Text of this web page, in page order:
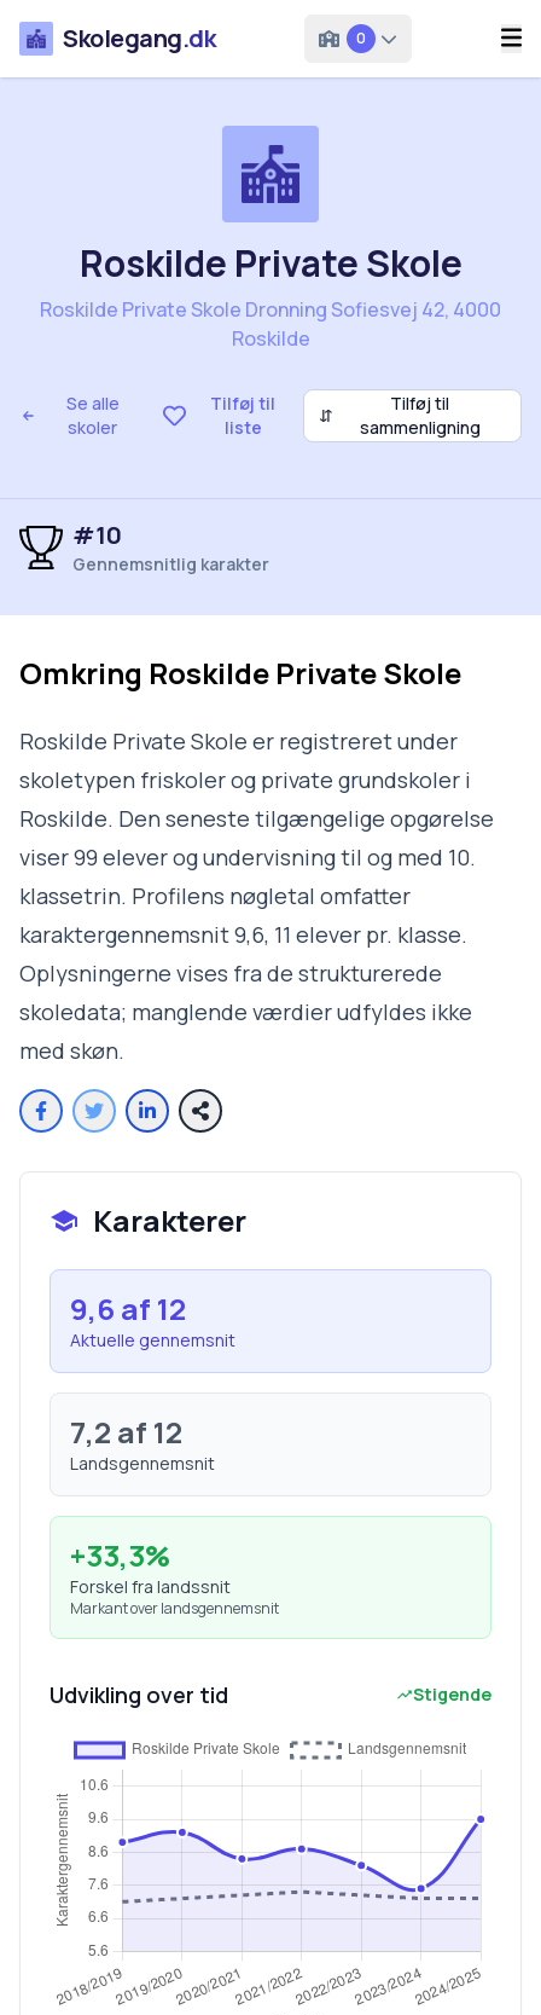
Skolegang.dk 0
Se alle
skoler
Tilføj til
liste
⇵
Tilføj til
sammenligning
Roskilde Private Skole
Roskilde Private Skole Dronning Sofiesvej 42, 4000
Roskilde
#10
Gennemsnitlig karakter
Omkring Roskilde Private Skole
Roskilde Private Skole er registreret under
skoletypen friskoler og private grundskoler i
Roskilde. Den seneste tilgængelige opgørelse
viser 99 elever og undervisning til og med 10.
klassetrin. Profilens nøgletal omfatter
karaktergennemsnit 9,6, 11 elever pr. klasse.
Oplysningerne vises fra de strukturerede
skoledata; manglende værdier udfyldes ikke
med skøn.
Karakterer
9,6 af 12
Aktuelle gennemsnit
7,2 af 12
Landsgennemsnit
+33,3%
Forskel fra landssnit
Markant over landsgennemsnit
Udvikling over tid Stigende